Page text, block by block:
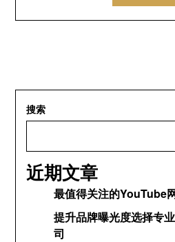
搜索
近期文章
最值得关注的YouTube
提升品牌曝光度选择专
司